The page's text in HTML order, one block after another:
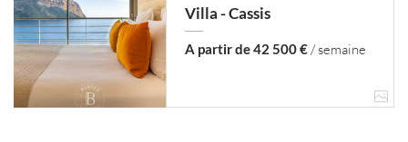
Villa - Cassis
A partir de 42 500 €/ semaine